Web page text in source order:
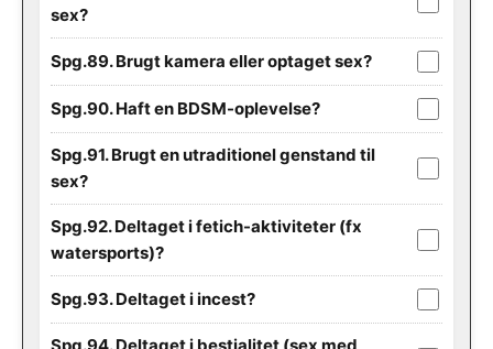
sex?
Spg.89. Brugt kamera eller optaget sex?
Spg.90. Haft en BDSM-oplevelse?
Spg.91. Brugt en utraditionel genstand til
sex?
Spg.92. Deltaget i fetich-aktiviteter (fx
watersports)?
Spg.93. Deltaget i incest?
Spg.94. Deltaget i bestialitet (sex med